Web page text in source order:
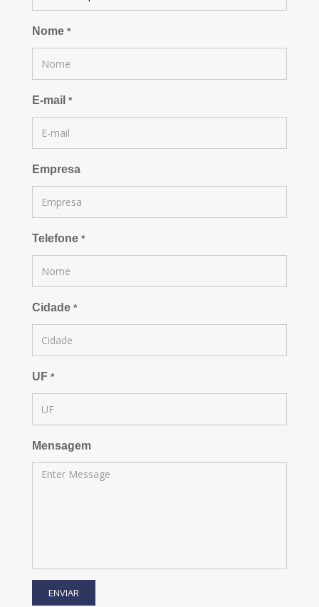
Nome *
E-mail *
Empresa
Telefone *
Cidade *
UF *
Mensagem
ENVIAR